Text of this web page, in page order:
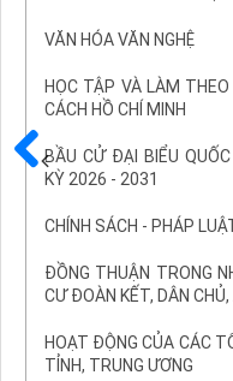
VĂN HÓA VĂN NGHỆ
HỌC TẬP VÀ LÀM
CÁCH HỒ CHÍ MINH
BẦU CỬ ĐẠI BIỂU
KỲ 2026 - 2031
CHÍNH SÁCH - PHÁP
ĐỒNG THUẬN TRONG
CƯ ĐOÀN KẾT, DÂN
HOẠT ĐỘNG CỦA CÁC
TỈNH, TRUNG ƯƠNG
Trước